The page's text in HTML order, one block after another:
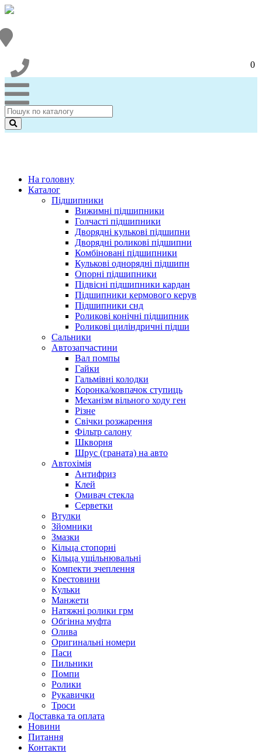
0
На головну
Каталог
Підшипники
Вижимні підшипники
Голчасті підшипники
Дворядні кулькові підшипни
Дворядні роликові підшипни
Комбіновані підшипники
Кулькові однорядні підшипн
Опорні підшипники
Підвісні підшипники кардан
Підшипники кермового керув
Підшипники снд
Роликові конічні підшипник
Роликові циліндричні підши
Сальники
Автозапчастини
Вал помпы
Гайки
Гальмівні колодки
Коронка/ковпачок ступиць
Механізм вільного ходу ген
Різне
Свічки розжарення
Фільтр салону
Шкворня
Шрус (граната) на авто
Автохімія
Антифриз
Клей
Омивач стекла
Серветки
Втулки
Зйомники
Змазки
Кільца стопорні
Кільца ущільнювальні
Компекти зчеплення
Крестовини
Кульки
Манжети
Натяжні ролики грм
Обгінна муфта
Олива
Оригинальні номери
Паси
Пильники
Помпи
Ролики
Рукавички
Троси
Доставка та оплата
Новини
Питання
Контакти